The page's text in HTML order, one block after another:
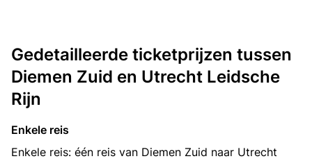
Gedetailleerde ticketprijzen tussen
Diemen Zuid en Utrecht Leidsche
Rijn
Enkele reis
Enkele reis: één reis van Diemen Zuid naar Utrecht